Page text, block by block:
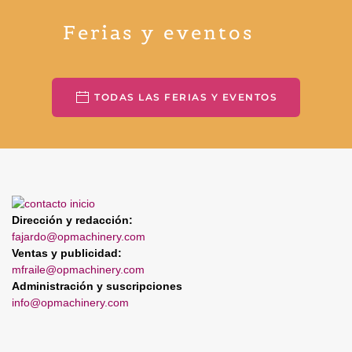
Ferias y eventos
TODAS LAS FERIAS Y EVENTOS
Dirección y redacción:
fajardo@opmachinery.com
Ventas y publicidad:
mfraile@opmachinery.com
Administración y suscripciones
info@opmachinery.com